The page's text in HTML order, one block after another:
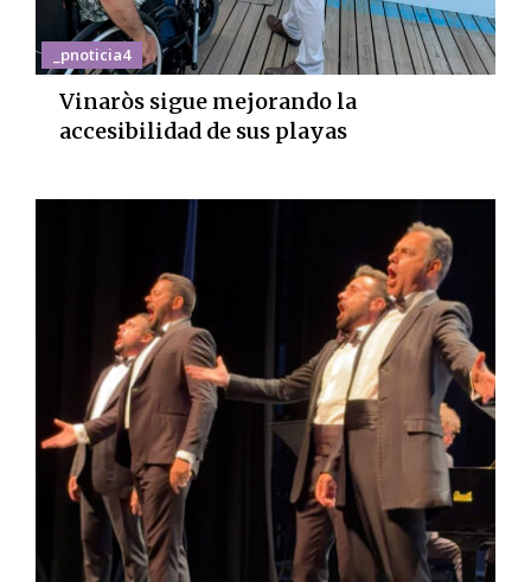
_pnoticia4
Vinaròs sigue mejorando la
accesibilidad de sus playas